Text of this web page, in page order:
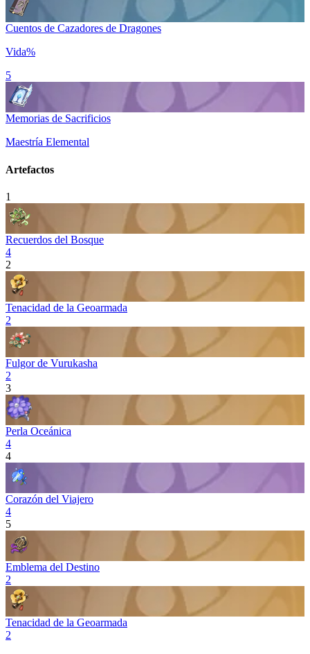
Cuentos de Cazadores de Dragones
Vida%
5
Memorias de Sacrificios
Maestría Elemental
Artefactos
1
Recuerdos del Bosque
4
2
Tenacidad de la Geoarmada
2
Fulgor de Vurukasha
2
3
Perla Oceánica
4
4
Corazón del Viajero
4
5
Emblema del Destino
2
Tenacidad de la Geoarmada
2